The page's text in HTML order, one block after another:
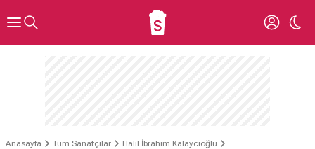
Anasayfa Tüm Sanatçılar
Halil İbrahim Kalaycıoğlu